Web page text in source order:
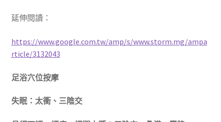
延伸閱讀：
https://www.google.com.tw/amp/s/www.storm.mg/ampa
rticle/3132043
足浴穴位按摩
失眠：太衝、三陰交